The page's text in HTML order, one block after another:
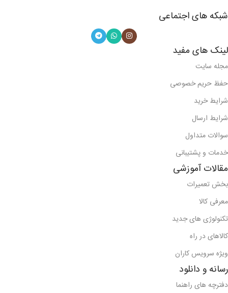
شبکه های اجتماعی
لینک های مفید
مجله سایت
حفظ حریم خصوصی
شرایط خرید
شرایط ارسال
سوالات متداول
خدمات و پشتیبانی
مقالات آموزشی
بخش تعمیرات
معرفی کالا
تکنولوژی های جدید
کالاهای در راه
ویژه سرویس کاران
رسانه و دانلود
دفترچه های راهنما